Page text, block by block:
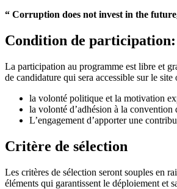
“ Corruption does not invest in the
Condition de participation:
La participation au programme est libre et
de candidature qui sera accessible sur le
la volonté politique et la motivation
la volonté d’adhésion à la
L’engagement d’apporter une
Critère de sélection
Les critères de sélection seront souples en
éléments qui garantissent le déploiement et